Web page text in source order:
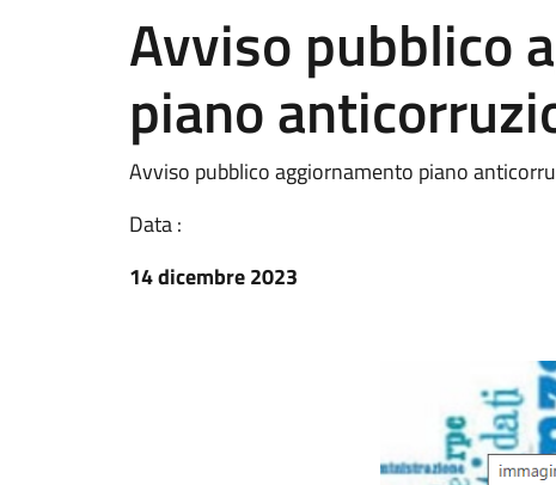
Avviso pubblico
piano
Avviso pubblico aggiornamento piano
Data :
14 dicembre 2023